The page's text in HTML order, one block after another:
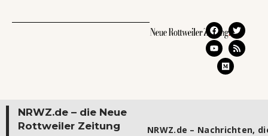
NRWZ.de – die Neue
Rottweiler Zeitung
NRWZ.de – Nachrichten,